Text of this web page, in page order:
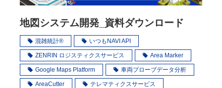
地図システム開発_資料ダウンロード
混雑統計® いつもNAVI API
ZENRIN ロジスティクスサービス Area Marker
Google Maps Platform 車両プローブデータ分析
AreaCutter テレマティクスサービス